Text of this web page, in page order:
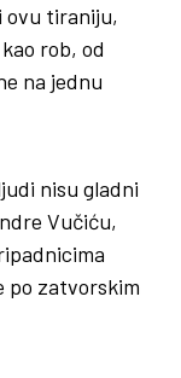
ovu tiraniju,
rob, od
na jednu
nisu gladni
Vučiću,
po zatvorskim